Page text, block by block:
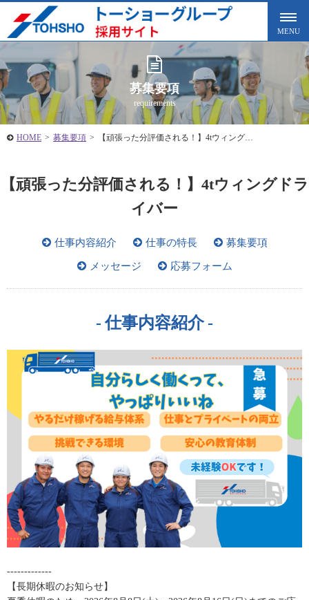
募集要項
requirements
HOME > 募集要項 > 【頑張った分評価される！】4tウィング…
【頑張った分評価される！】4tウィングドラ
イバー
仕事内容紹介 仕事の特長 募集要項
メッセージ 応募フォーム
仕事内容紹介
-------------
【長期休暇のお知らせ】